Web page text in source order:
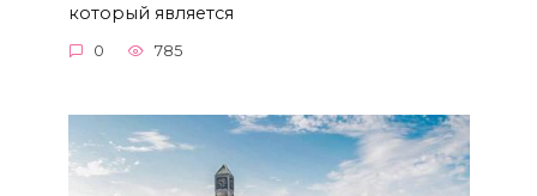
который является
0 785